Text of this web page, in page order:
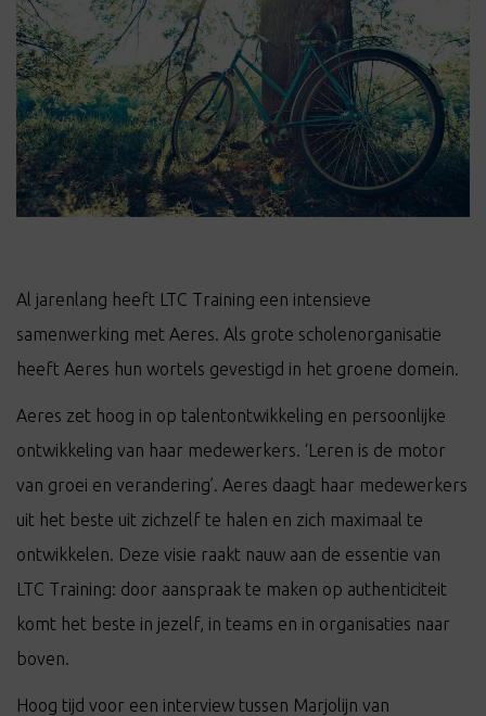
Al jarenlang heeft LTC Training een intensieve
samenwerking met Aeres. Als grote scholenorganisatie
heeft Aeres hun wortels gevestigd in het groene domein.
Aeres zet hoog in op talentontwikkeling en persoonlijke
ontwikkeling van haar medewerkers. ‘Leren is de motor
van groei en verandering’. Aeres daagt haar medewerkers
uit het beste uit zichzelf te halen en zich maximaal te
ontwikkelen. Deze visie raakt nauw aan de essentie van
LTC Training: door aanspraak te maken op authenticiteit
komt het beste in jezelf, in teams en in organisaties naar
boven.
Hoog tijd voor een interview tussen Marjolijn van